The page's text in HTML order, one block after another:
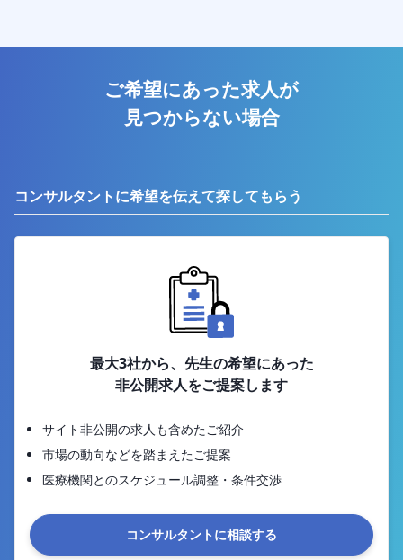
ご希望にあった求人が
見つからない場合
コンサルタントに希望を伝えて探してもらう
最大3社から、先生の希望にあった
非公開求人をご提案します
サイト非公開の求人も含めたご紹介
市場の動向などを踏まえたご提案
医療機関とのスケジュール調整・条件交渉
コンサルタントに相談する